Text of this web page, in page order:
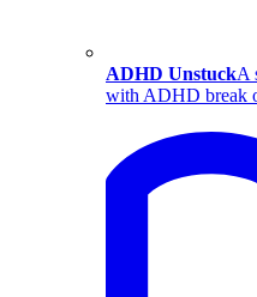
ADHD UnstuckA
with ADHD break